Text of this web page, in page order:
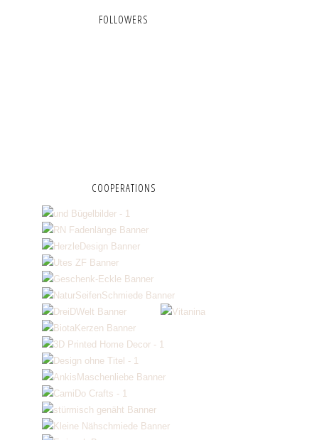
FOLLOWERS
COOPERATIONS